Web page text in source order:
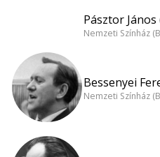
Pásztor János
Nemzeti Színház
Bessenyei
Nemzeti Színház